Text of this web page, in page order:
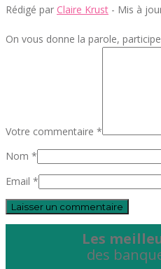
Rédigé par Claire Krust - Mis à
On vous donne la parole,
Votre commentaire *
Nom *
Email *
Les
des